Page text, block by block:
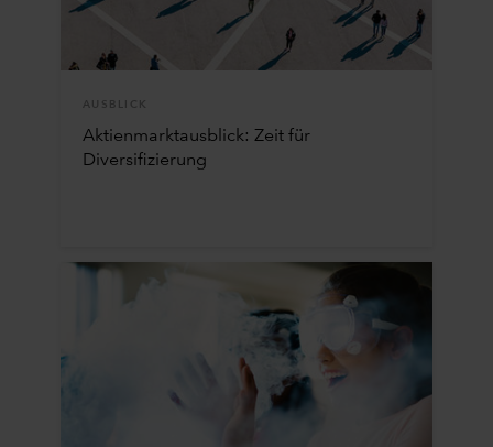
AUSBLICK
Aktienmarktausblick: Zeit für
Diversifizierung